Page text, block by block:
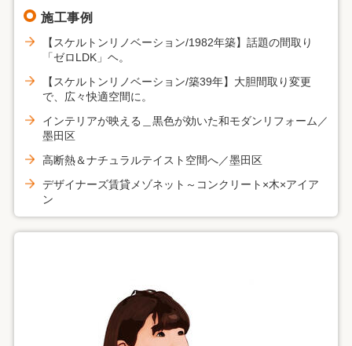
施工事例
【スケルトンリノベーション/1982年築】話題の間取り
「ゼロLDK」ヘ。
【スケルトンリノベーション/築39年】大胆間取り変更
で、広々快適空間に。
インテリアが映える＿黒色が効いた和モダンリフォーム／
墨田区
高断熱＆ナチュラルテイスト空間へ／墨田区
デザイナーズ賃貸メゾネット～コンクリート×木×アイア
ン